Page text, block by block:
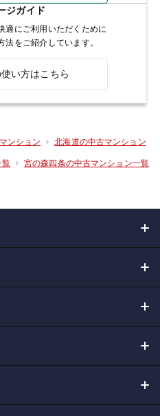
ジガイド
適にご利用いただくために
をご紹介しています。
い方はこちら
ンション 北海道の中古マンション
覧 宮の森四条の中古マンション一覧